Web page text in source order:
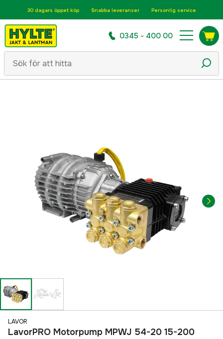
30 dagars öppet köp Snabba leveranser Personlig service
0345 - 400 00
LAVOR
LavorPRO Motorpump MPWJ 54-20 15-200